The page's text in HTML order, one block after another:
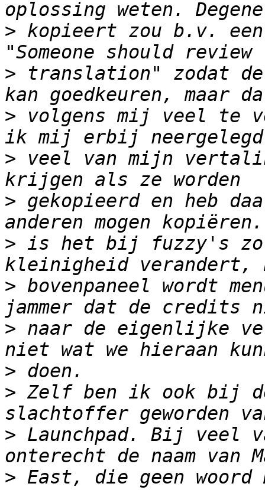
> kopieert zou b.v.
> translation" zodat
> volgens mij veel te
> veel van mijn
> gekopieerd en heb
> is het bij fuzzy's zo
> bovenpaneel wordt
> naar de eigenlijke
>
> Zelf ben ik ook bij
> Launchpad. Bij veel
> East, die geen woord